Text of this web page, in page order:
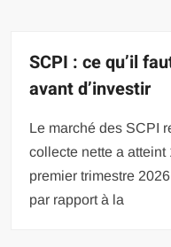
SCPI : ce qu’il
avant d’investir
Le marché des SCPI
collecte nette a atteint
premier trimestre
par rapport à la